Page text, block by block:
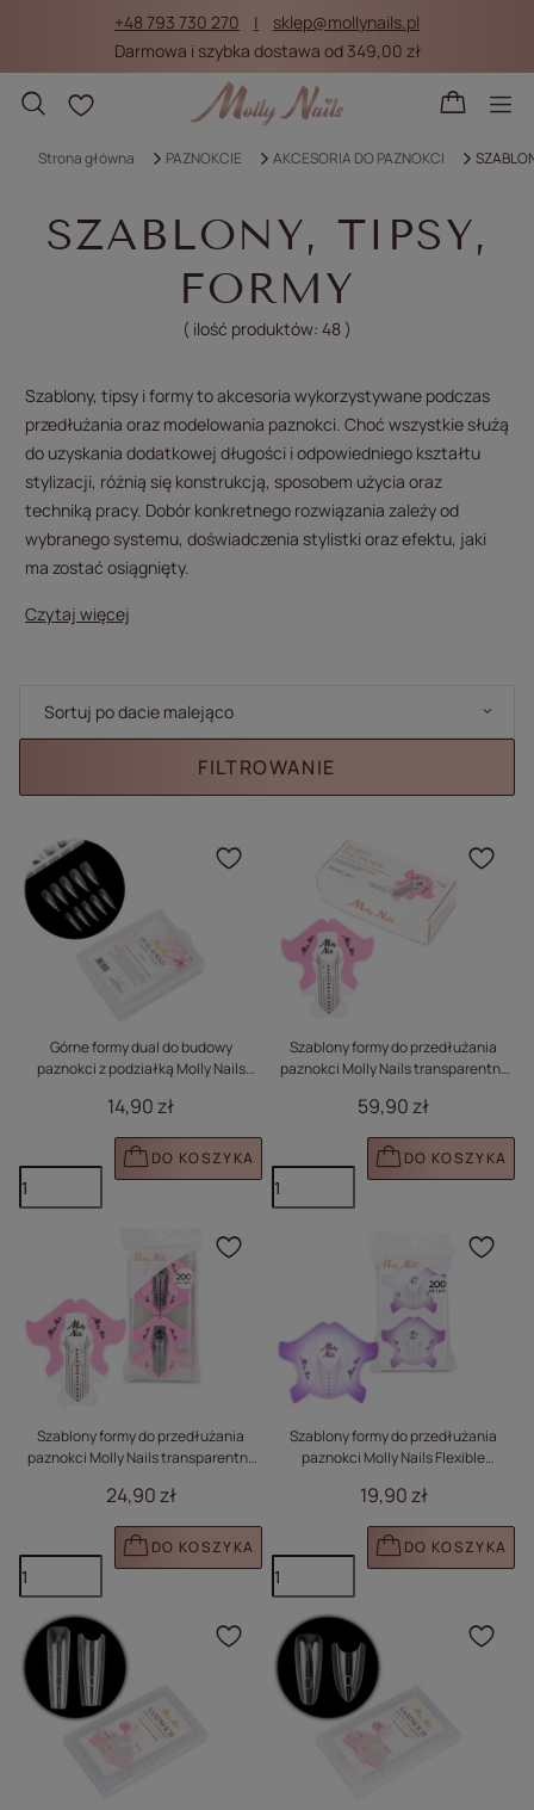
+48 793 730 270
sklep@mollynails.pl
Darmowa i szybka dostawa od 349,00 zł
Listy zakupowe
Strona główna PAZNOKCIE AKCESORIA DO PAZNOKCI
SZABLONY, TIPSY,
FORMY
( ilość produktów: 48 )
Szablony, tipsy i formy to akcesoria wykorzystywane podczas
przedłużania oraz modelowania paznokci. Choć wszystkie służą
do uzyskania dodatkowej długości i odpowiedniego kształtu
stylizacji, różnią się konstrukcją, sposobem użycia oraz
techniką pracy. Dobór konkretnego rozwiązania zależy od
wybranego systemu, doświadczenia stylistki oraz efektu, jaki
ma zostać osiągnięty.
Czytaj więcej
Zmień sortowanie
Sortuj po dacie malejąco
FILTROWANIE
Górne formy dual do budowy
paznokci z podziałką Molly Nails
14,90 zł
DO KOSZYKA
Kliknij, aby dodać
Szablony formy do przedłużania
paznokci Molly Nails transparentny
59,90 zł
DO KOSZYKA
Szablony formy do przedłużania
paznokci Molly Nails transparentny
24,90 zł
DO KOSZYKA
Kliknij, aby dodać
Szablony formy do przedłużania
paznokci Molly Nails Flexible
19,90 zł
DO KOSZYKA
Kliknij, aby dodać